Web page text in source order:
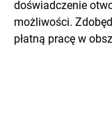
doświadczenie
możliwości.
płatną pracę w